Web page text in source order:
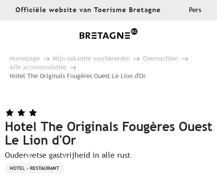
AllerOfficiële website van Toerisme Bretagne Pers
Homepage Mijn vakantie voorbereiden
Overnachten
Alle accommodaties
Hotel The Originals Fougères Ouest Le Lion d'Or
Hotel The Originals Fougères Ouest
Le Lion d'Or
Ouderwetse gastvrijheid in alle rust
HOTEL - RESTAURANT